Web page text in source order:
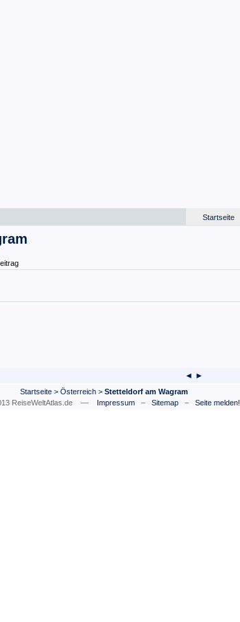
Startseite
◄ ►
Startseite> Österreich> Stetteldorf am Wagram
ReiseWeltAtlas.de —
Impressum– Sitemap– Seite melden!